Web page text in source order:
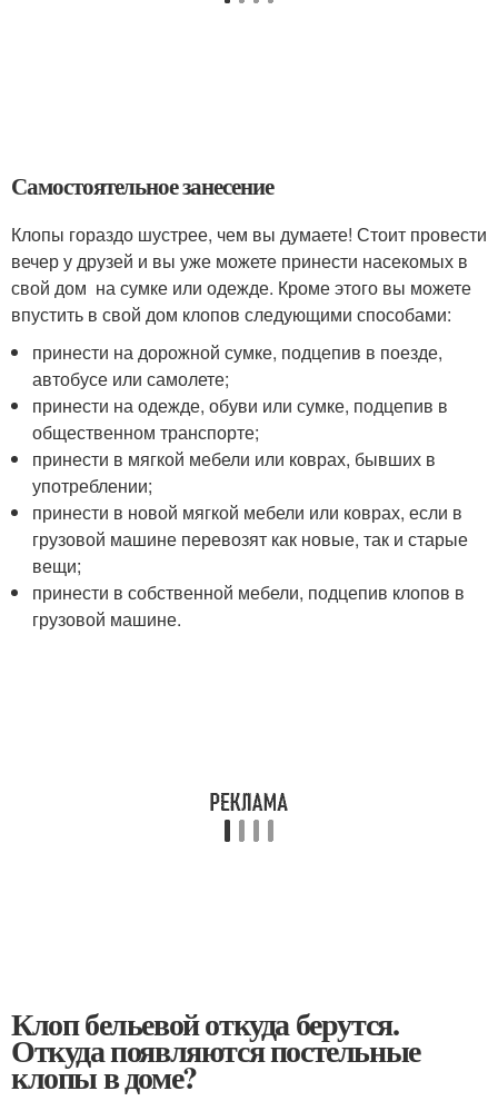
Самостоятельное занесение
Клопы гораздо шустрее, чем вы думаете! Стоит провести
вечер у друзей и вы уже можете принести насекомых в
свой дом на сумке или одежде. Кроме этого вы можете
впустить в свой дом клопов следующими способами:
принести на дорожной сумке, подцепив в поезде,
автобусе или самолете;
принести на одежде, обуви или сумке, подцепив в
общественном транспорте;
принести в мягкой мебели или коврах, бывших в
употреблении;
принести в новой мягкой мебели или коврах, если в
грузовой машине перевозят как новые, так и старые
вещи;
принести в собственной мебели, подцепив клопов в
грузовой машине.
Клоп бельевой откуда берутся.
Откуда появляются постельные
клопы в доме?